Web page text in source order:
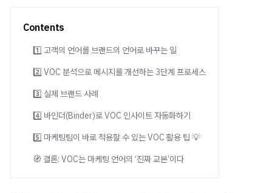
Contents
1️⃣ 고객의 언어를 브랜드의 언어로 바꾸는 일
2️⃣ VOC 분석으로 메시지를 개선하는 3단계 프로세스
3️⃣ 실제 브랜드 사례
4️⃣ 바인더(Binder)로 VOC 인사이트 자동화하기
5️⃣ 마케팅팀이 바로 적용할 수 있는 VOC 활용 팁 💡
🧭 결론: VOC는 마케팅 언어의 ‘진짜 교본’이다